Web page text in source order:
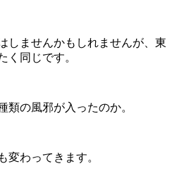
しませんかもしれませんが、東
く同じです。
類の風邪が入ったのか。
変わってきます。